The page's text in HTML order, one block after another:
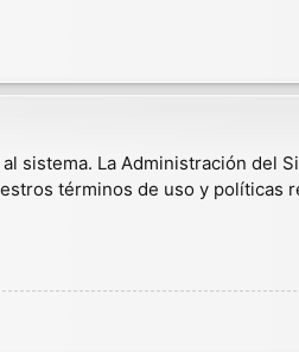
sistema. La Administración del
términos de uso y políticas